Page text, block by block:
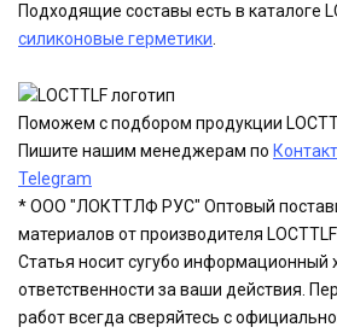
Подходящие составы есть в каталоге
силиконовые герметики
Поможем с подбором продукции
Пишите нашим менеджерам по
Telegram
* ООО "ЛОКТТЛФ РУС" Оптовый
материалов от производителя
Статья носит сугубо информационный
ответственности за ваши действия.
работ всегда сверяйтесь с